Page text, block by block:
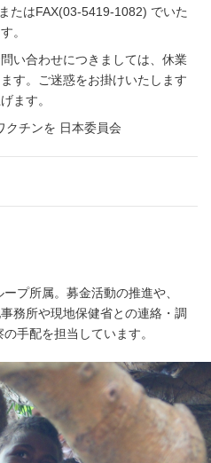
たはFAX(03-5419-1082) でいた
。
い合わせにつきましては、休業
す。ご迷惑をお掛けいたします
ます。
クチンを 日本委員会
プ所属。募金活動の推進や、
務所や現地保健省との連絡・調
手配を担当しています。